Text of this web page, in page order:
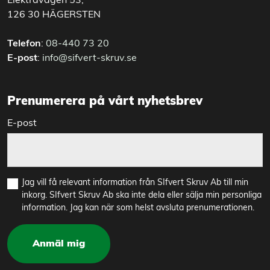
126 30 HÄGERSTEN
Telefon: 08-440 73 20
E-post: info@sifvert-skruv.se
Prenumerera på vårt nyhetsbrev
E-post
Jag vill få relevant information från SIfvert Skruv Ab till min
inkorg. SIfvert Skruv Ab ska inte dela eller sälja min personliga
information. Jag kan när som helst avsluta prenumerationen.
Anmäl mig